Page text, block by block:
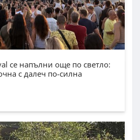
се напълни още по светло:
с далеч по-силна